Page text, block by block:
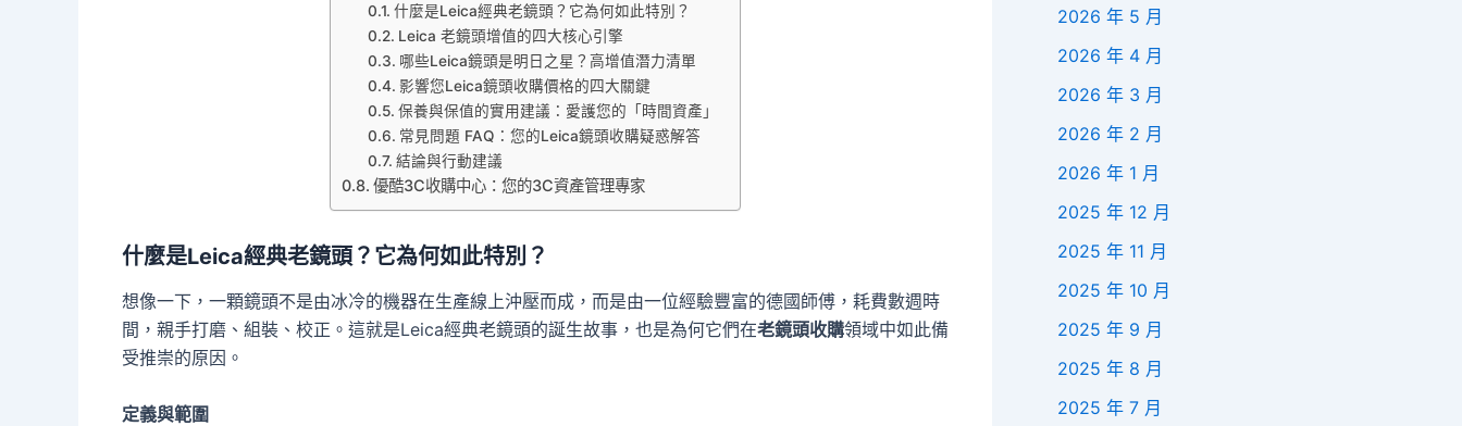
什麼是Leica經典老鏡頭？它為何如此特別？
Leica 老鏡頭增值的四大核心引擎
哪些Leica鏡頭是明日之星？高增值潛力清單
影響您Leica鏡頭收購價格的四大關鍵
保養與保值的實用建議：愛護您的「時間資產」
常見問題 FAQ：您的Leica鏡頭收購疑惑解答
結論與行動建議
優酷3C收購中心：您的3C資產管理專家
什麼是Leica經典老鏡頭？它為何如此特別？
想像一下，一顆鏡頭不是由冰冷的機器在生產線上沖壓而成，而是由一位經驗豐富的德國師傅，耗費數週時
間，親手打磨、組裝、校正。這就是Leica經典老鏡頭的誕生故事，也是為何它們在老鏡頭收購領域中如此備
受推崇的原因。
定義與範圍
2026 年 5 月
2026 年 4 月
2026 年 3 月
2026 年 2 月
2026 年 1 月
2025 年 12 月
2025 年 11 月
2025 年 10 月
2025 年 9 月
2025 年 8 月
2025 年 7 月